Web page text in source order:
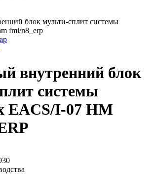
внутренний блок
системы
EACS/I-07 HM